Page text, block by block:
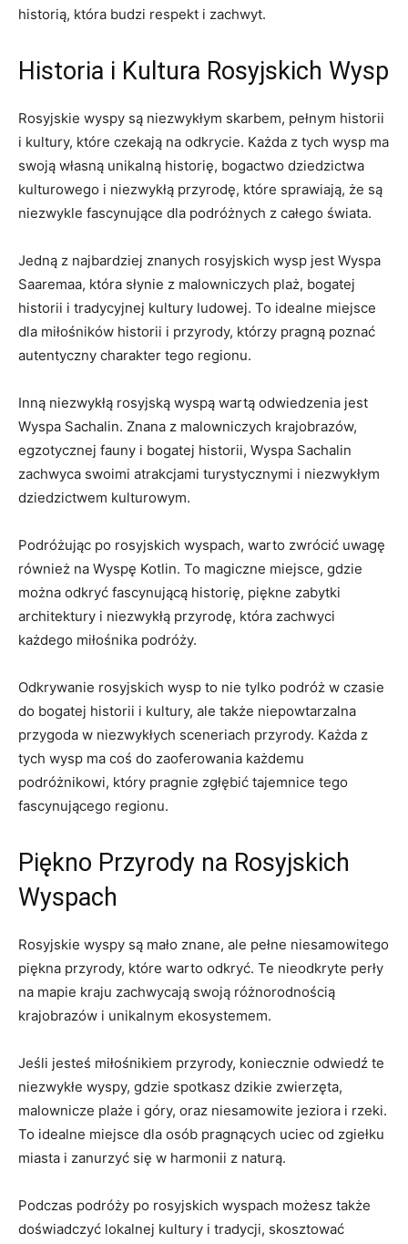
historią, ‌która⁢ budzi respekt i zachwyt.
Historia i Kultura Rosyjskich Wysp
Rosyjskie‌ wyspy są niezwykłym skarbem,⁤ pełnym historii
i kultury, które ⁢czekają ‌na ‍odkrycie. Każda z tych wysp ma
swoją ‌własną unikalną ⁢historię, ⁣bogactwo ‍dziedzictwa
kulturowego i⁤ niezwykłą⁤ przyrodę, które sprawiają, że są
niezwykle ⁣fascynujące ⁢dla ⁣podróżnych‌ z⁣ całego ‌świata.
Jedną z najbardziej znanych ⁣rosyjskich wysp⁢ jest Wyspa
Saaremaa, która słynie z⁢ malowniczych ⁤plaż, bogatej
historii i tradycyjnej‍ kultury ludowej. To‌ idealne miejsce
dla miłośników historii i przyrody, którzy pragną poznać
autentyczny charakter‌ tego regionu.
Inną ​niezwykłą rosyjską wyspą ⁢wartą ⁤odwiedzenia ‌jest
Wyspa⁣ Sachalin. Znana ‍z malowniczych krajobrazów,
⁢egzotycznej⁣ fauny i bogatej‍ historii, Wyspa Sachalin
⁣zachwyca swoimi atrakcjami ‌turystycznymi i niezwykłym
dziedzictwem kulturowym.
Podróżując po rosyjskich wyspach, warto zwrócić ⁣uwagę​
również na Wyspę⁢ Kotlin. To magiczne⁢ miejsce, gdzie
można odkryć fascynującą historię, piękne zabytki
architektury i niezwykłą przyrodę, która zachwyci
każdego miłośnika ‌podróży.
Odkrywanie rosyjskich wysp to nie ⁢tylko podróż w czasie‌
do bogatej historii i kultury, ale także ⁢niepowtarzalna
‌przygoda w niezwykłych sceneriach przyrody. Każda z
tych ⁣wysp ma coś do zaoferowania​ każdemu
podróżnikowi, ⁣który ​pragnie zgłębić⁢ tajemnice tego
fascynującego regionu.
Piękno Przyrody ⁢na Rosyjskich
Wyspach
Rosyjskie wyspy są​ mało znane, ale pełne ⁣niesamowitego
piękna przyrody, które warto odkryć. Te nieodkryte perły
na mapie kraju zachwycają swoją różnorodnością
krajobrazów i unikalnym ekosystemem.
Jeśli‌ jesteś ⁤miłośnikiem przyrody, koniecznie odwiedź te
niezwykłe wyspy,​ gdzie spotkasz dzikie zwierzęta,
malownicze ⁤plaże i⁤ góry, oraz ⁣niesamowite jeziora i rzeki.
To idealne miejsce dla osób pragnących ⁣uciec od zgiełku
miasta i zanurzyć się w harmonii z naturą.
Podczas podróży ⁣po rosyjskich wyspach możesz także
doświadczyć lokalnej kultury i tradycji, skosztować